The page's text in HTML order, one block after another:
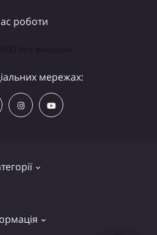
роботи
мережах: